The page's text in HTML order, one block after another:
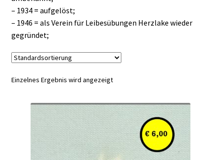
– 1934 = aufgelöst;
– 1946 = als Verein für Leibesübungen Herzlake wieder
gegründet;
Einzelnes Ergebnis wird angezeigt